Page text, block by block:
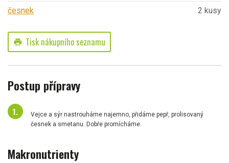
česnek
2 kusy
print Tisk nákupního seznamu
Postup přípravy
Vejce a sýr nastrouháme najemno, přidáme pepř, prolisovaný
česnek a smetanu. Dobře promícháme.
Makronutrienty